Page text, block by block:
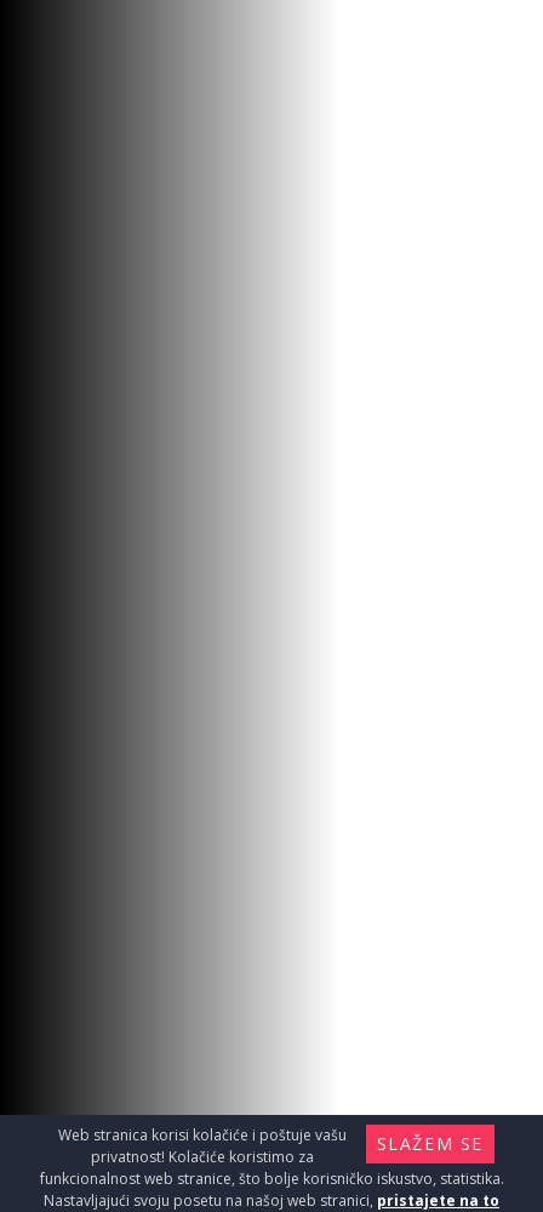
SLAŽEM SE
Web stranica korisi kolačiće i poštuje vašu
privatnost! Kolačiće koristimo za
funkcionalnost web stranice, što bolje korisničko iskustvo, statistika.
Nastavljajući svoju posetu na našoj web stranici, pristajete na to